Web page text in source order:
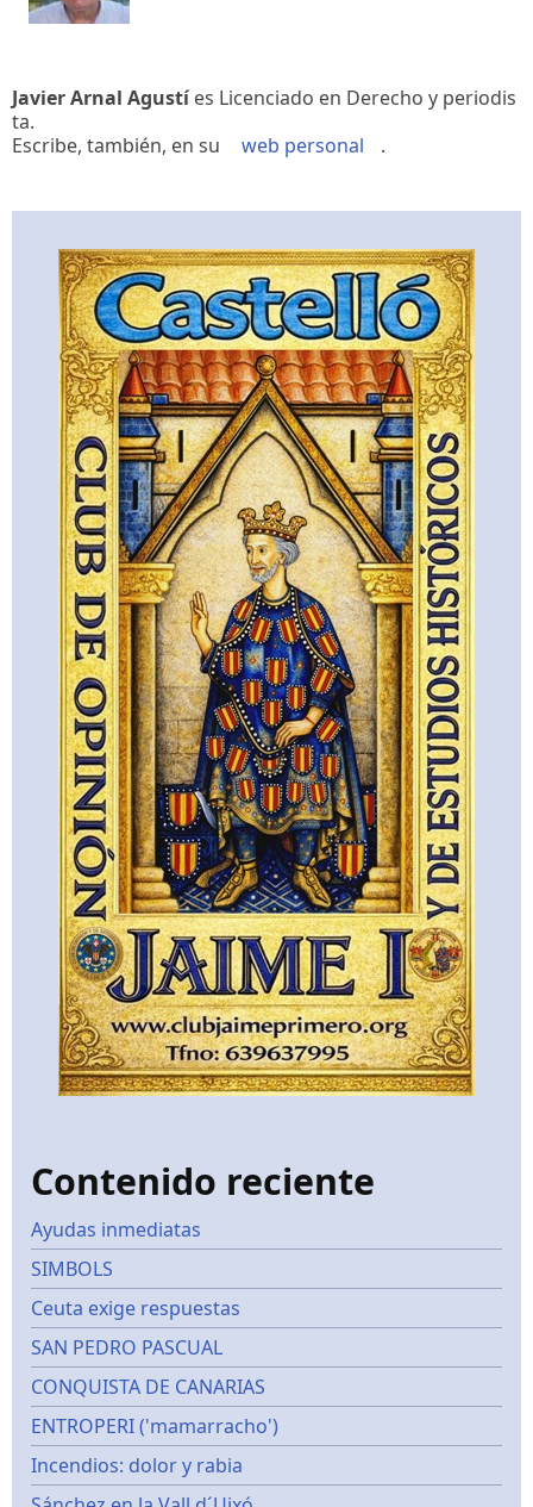
Javier Arnal Agustíes Licenciado en Derecho y periodis
ta.
Escribe, también, en su
web personal .
Contenido reciente
Ayudas inmediatas
SIMBOLS
Ceuta exige respuestas
SAN PEDRO PASCUAL
CONQUISTA DE CANARIAS
ENTROPERI ('mamarracho')
Incendios: dolor y rabia